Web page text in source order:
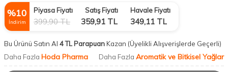
%10
İndirim
Piyasa Fiyatı
399,90TL
Satış Fiyatı
359,91 TL
Havale Fiyatı
349,11 TL
Bu Ürünü Satın Al 4 TL ParapuanKazan (Üyelikli Alışverişlerde Geçerli)
Daha Fazla Hoda Pharma Daha Fazla Aromatik ve Bitkisel Yağlar